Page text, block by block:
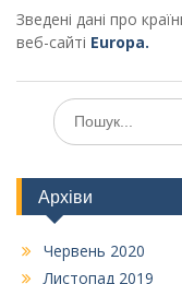
Зведені дані про
веб-сайті Europa.
Шукати:
Архіви
Червень 2020
Листопад 2019